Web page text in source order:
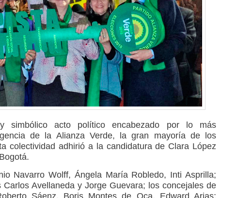
simbólico acto político encabezado por lo más
de la Alianza Verde, la gran mayoría de los
colectividad adhirió a la candidatura de Clara López
Navarro Wolff, Ángela María Robledo, Inti Asprilla;
Carlos Avellaneda y Jorge Guevara; los concejales de